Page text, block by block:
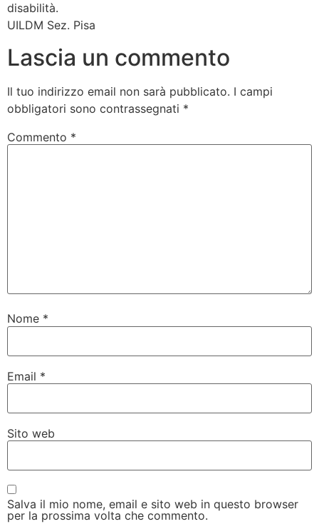
disabilità.
UILDM Sez. Pisa
Lascia un commento
Il tuo indirizzo email non sarà pubblicato. I campi
obbligatori sono contrassegnati *
Commento *
Nome *
Email *
Sito web
Salva il mio nome, email e sito web in questo browser
per la prossima volta che commento.